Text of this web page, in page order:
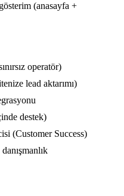
(anasayfa +
operatör)
lead aktarımı)
destek)
(Customer Success)